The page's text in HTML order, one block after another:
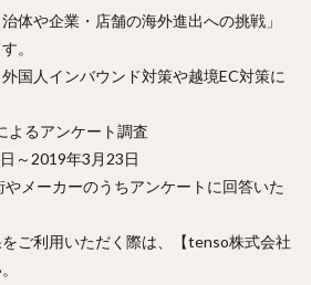
体や企業・店舗の海外進出への挑戦」
。
国人インバウンド対策や越境EC対策に
よるアンケート調査
～2019年3月23日
メーカーのうちアンケートに回答いた
ご利用いただく際は、【tenso株式会社